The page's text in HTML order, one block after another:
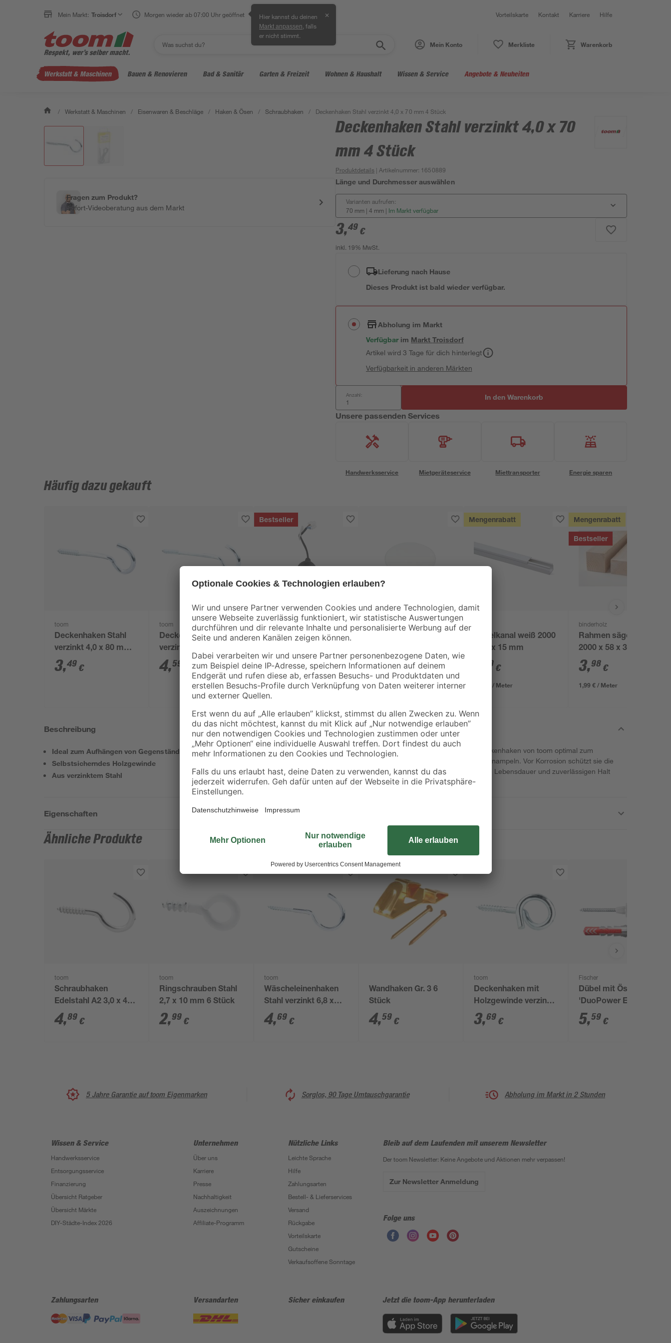
Mein Markt: Troisdorf Morgen wieder ab 07:00 Uhr geöffnet Hier kannst du deinen
Markt anpassen , falls
er nicht stimmt.
✕ Vorteilskarte Kontakt Karriere Hilfe
Mein Konto Merkliste Warenkorb
Werkstatt & Maschinen Bauen & Renovieren Bad & Sanitär Garten & Freizeit Wohnen & Haushalt Wissen & Service Angebote & Neuheiten
/ Werkstatt & Maschinen / Eisenwaren & Beschläge / Haken & Ösen / Schraubhaken / Deckenhaken Stahl verzinkt 4,0 x 70 mm 4 Stück
Fragen zum Produkt?
Sofort-Videoberatung aus dem Markt
Deckenhaken Stahl verzinkt 4,0 x 70
mm 4 Stück
Produktdetails | Artikelnummer: 1650889
Länge und Durchmesser auswählen
Varianten aufrufen:
70 mm | 4 mm | Im Markt verfügbar
3,49 €
inkl. 19% MwSt.
Lieferung nach Hause
Dieses Produkt ist bald wieder verfügbar.
Abholung im Markt
Verfügbar im MarktTroisdorf
Artikel wird 3 Tage für dich hinterlegt
Verfügbarkeit in anderen Märkten
Anzahl: In den Warenkorb
Unsere passenden Services
Handwerksservice Mietgeräteservice Miettransporter Energie sparen
Häufig dazu gekauft
toom
Deckenhaken Stahl
verzinkt 4,0 x 80 mm 4
Stück
3,49 €
toom
Deckenhaken Stahl
verzinkt 4,0 x 100 mm
4 Stück
4,59
Bestseller
REV Ritter
Leuchtenbaldachin
2,4 cm
3,79€
REV Ritter
0,35 €
Mengenrabatt
Kabelkanal weiß 2000
x 15 x 15 mm
69 €
0,85 € / Meter
Mengenrabatt
Bestseller
binderholz
Rahmen sägerau
2000 x 58 x 38 mm
3,98 €
1,99 € / Meter
Beschreibung
Ideal zum Aufhängen von Gegenständen, z. B. Lampen
Selbstsicherndes Holzgewinde
Aus verzinktem Stahl
Dank ihres langen Schaftes eignen sich die Deckenhaken von toom optimal zum
Aufhängen von bspw. Hängelampen oder Blumenampeln. Vor Korrosion schützt sie die
hochwertige Verzinkung, die somit für eine lange Lebensdauer und zuverlässigen Halt
sorgt.
Eigenschaften
Ähnliche Produkte
toom
Schraubhaken
Edelstahl A2 3,0 x 40
mm 4 Stück
4,89 €
toom
Ringschrauben Stahl
2,7 x 10 mm 6 Stück
2,99 €
toom
Wäscheleinenhaken
Stahl verzinkt 6,8 x
100 mm 2 Stück
4,69 €
Wandhaken Gr. 3 6
Stück
4,59 €
toom
Deckenhaken mit
Holzgewinde verzinkt
100 x 7,8 x 40 x 10
mm
3,69 €
Fischer
Dübel mit Ösenhaken
'DuoPower EasyHook
Loop' Ø 8 x 40 mm, 4
Stück
5,59 €
5 Jahre Garantie auf toom Eigenmarken Sorglos, 90 Tage Umtauschgarantie Abholung im Markt in 2 Stunden
Wissen & Service
Handwerksservice
Entsorgungsservice
Finanzierung
Übersicht Ratgeber
Übersicht Märkte
DIY-Städte-Index 2026
Unternehmen
Über uns
Karriere
Presse
Nachhaltigkeit
Auszeichnungen
Affiliate-Programm
Nützliche Links
Leichte Sprache
Hilfe
Zahlungsarten
Bestell- & Lieferservices
Versand
Rückgabe
Vorteilskarte
Gutscheine
Verkaufsoffene Sonntage
Bleib auf dem Laufenden mit unserem Newsletter
Der toom Newsletter: Keine Angebote und Aktionen mehr verpassen!
Zur Newsletter Anmeldung
Folge uns
Zahlungsarten Versandarten Sicher einkaufen Jetzt die toom-App herunterladen